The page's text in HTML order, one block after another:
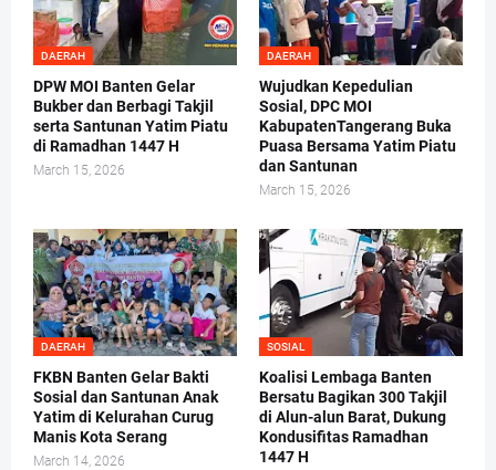
DAERAH
DPW MOI Banten Gelar
Bukber dan Berbagi Takjil
serta Santunan Yatim Piatu
di Ramadhan 1447 H
March 15, 2026
DAERAH
Wujudkan Kepedulian
Sosial, DPC MOI
KabupatenTangerang Buka
Puasa Bersama Yatim Piatu
dan Santunan
March 15, 2026
DAERAH
FKBN Banten Gelar Bakti
Sosial dan Santunan Anak
Yatim di Kelurahan Curug
Manis Kota Serang
March 14, 2026
SOSIAL
Koalisi Lembaga Banten
Bersatu Bagikan 300 Takjil
di Alun-alun Barat, Dukung
Kondusifitas Ramadhan
1447 H